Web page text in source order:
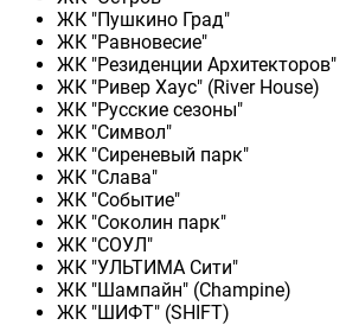
ЖК "Пушкино Град"
ЖК "Равновесие"
ЖК "Резиденции Архитекторов"
ЖК "Ривер Хаус" (River Нouse)
ЖК "Русские сезоны"
ЖК "Символ"
ЖК "Сиреневый парк"
ЖК "Слава"
ЖК "Событие"
ЖК "Соколин парк"
ЖК "СОУЛ"
ЖК "УЛЬТИМА Сити"
ЖК "Шампайн" (Champine)
ЖК "ШИФТ" (SHIFT)